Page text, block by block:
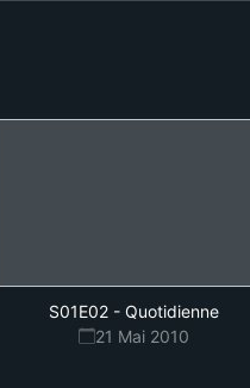
S01E02- Quotidienne
21 Mai 2010